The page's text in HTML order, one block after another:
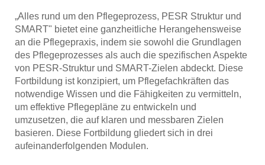
„Alles rund um den Pflegeprozess, PESR Struktur und
SMART" bietet eine ganzheitliche Herangehensweise
an die Pflegepraxis, indem sie sowohl die Grundlagen
des Pflegeprozesses als auch die spezifischen Aspekte
von PESR-Struktur und SMART-Zielen abdeckt. Diese
Fortbildung ist konzipiert, um Pflegefachkräften das
notwendige Wissen und die Fähigkeiten zu vermitteln,
um effektive Pflegepläne zu entwickeln und
umzusetzen, die auf klaren und messbaren Zielen
basieren. Diese Fortbildung gliedert sich in drei
aufeinanderfolgenden Modulen.